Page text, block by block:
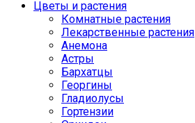
Цветы и растения
Комнатные растения
Лекарственные растения
Анемона
Астры
Бархатцы
Георгины
Гладиолусы
Гортензии